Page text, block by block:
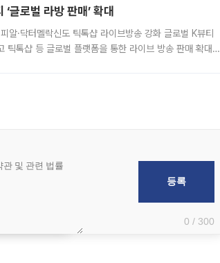
글로벌 라방 판매’ 확대
·닥터멜락신도 틱톡샵 라이브방송 강화 글로벌 K뷰티
틱톡샵 등 글로벌 플랫폼을 통한 라이브 방송 판매 확대에
0 / 300